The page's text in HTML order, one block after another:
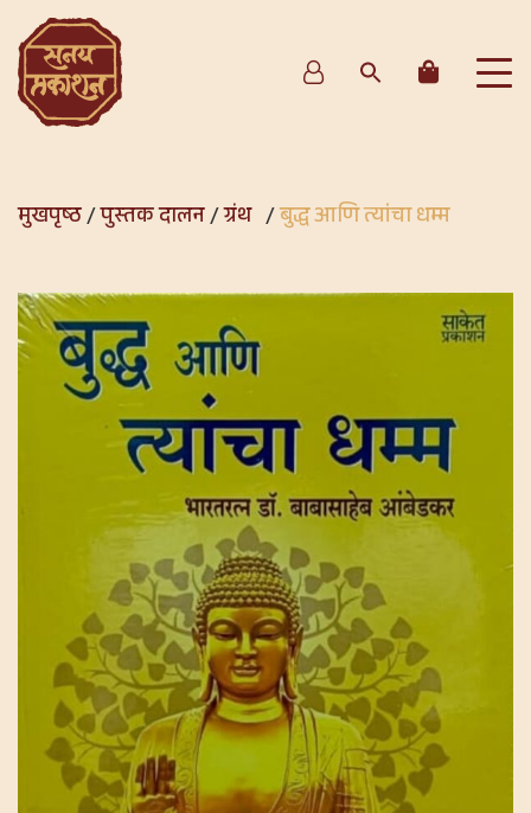
मुखपृष्ठ/पुस्तक दालन/ग्रंथ /बुद्ध आणि त्यांचा धम्म